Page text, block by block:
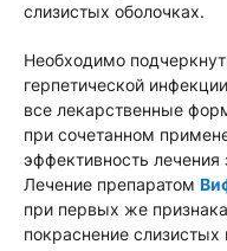
слизистых оболочках.
Необходимо
герпетической
все лекарственные
при сочетанном
эффективность лечения
Лечение препаратом
при первых же
покраснение